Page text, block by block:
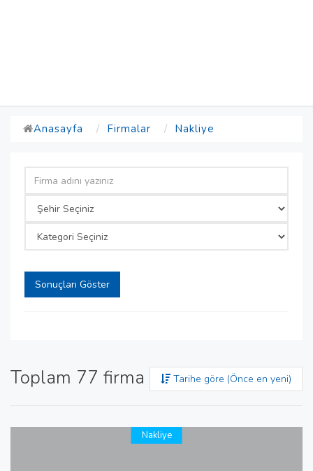
Anasayfa Firmalar Nakliye
Sonuçları Göster
Toplam 77 firma bulunduTarihe göre (Önce en yeni)
Nakliye